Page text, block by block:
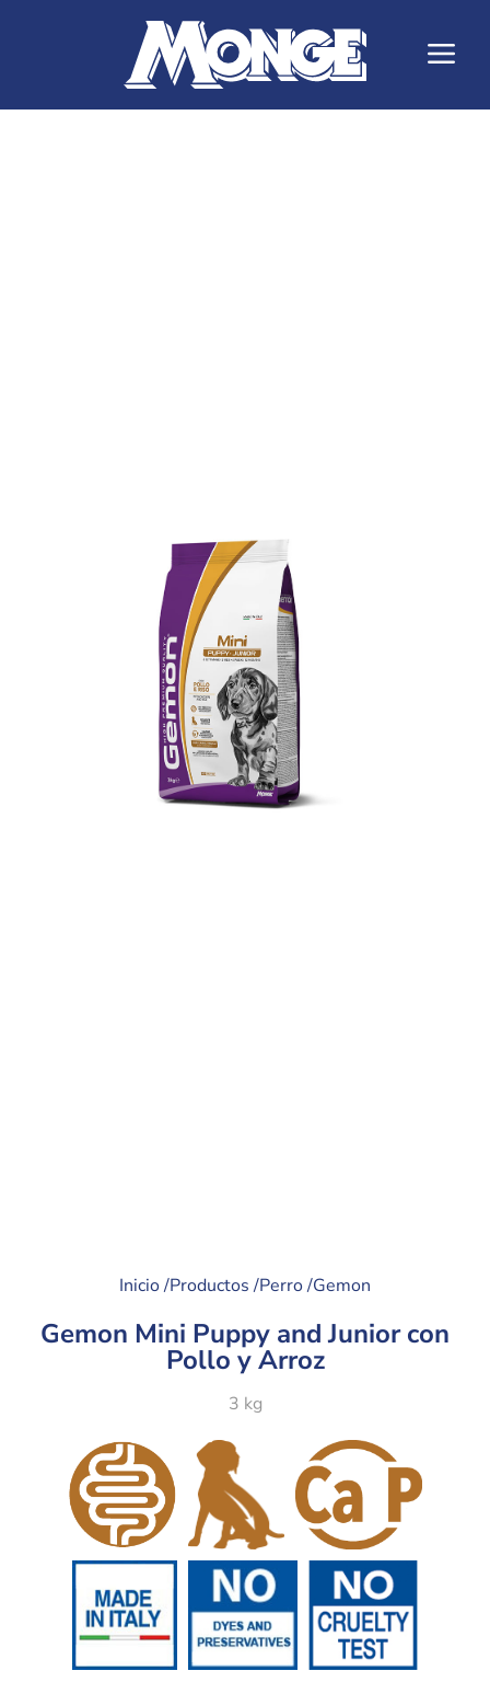
Inicio /Productos /Perro /Gemon
Gemon Mini Puppy and Junior con
Pollo y Arroz
3 kg